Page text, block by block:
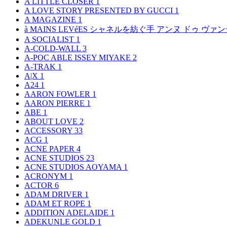
A LOVE STORY PRESENTED BY GUCCI 1
A MAGAZINE 1
à MAINS LEVéES シャネルを紡ぐ手 アンヌ ドゥ ヴァ
A SOCIALIST 1
A-COLD-WALL 3
A-POC ABLE ISSEY MIYAKE 2
A-TRAK 1
A|X 1
A24 1
AARON FOWLER 1
AARON PIERRE 1
ABE 1
ABOUT LOVE 2
ACCESSORY 33
ACG 1
ACNE PAPER 4
ACNE STUDIOS 23
ACNE STUDIOS AOYAMA 1
ACRONYM 1
ACTOR 6
ADAM DRIVER 1
ADAM ET ROPE 1
ADDITION ADELAIDE 1
ADEKUNLE GOLD 1